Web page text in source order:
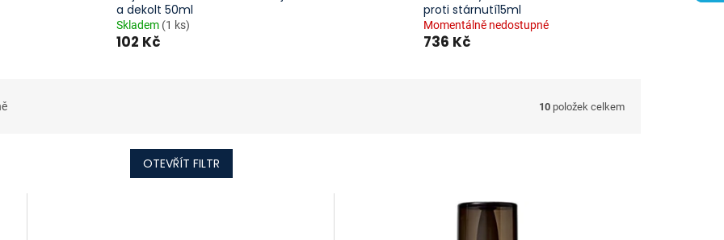
a dekolt 50ml
Skladem (1 ks)
102 Kč
proti stárnutí15ml
Momentálně nedostupné
736 Kč
10 položek celkem
OTEVŘÍT FILTR